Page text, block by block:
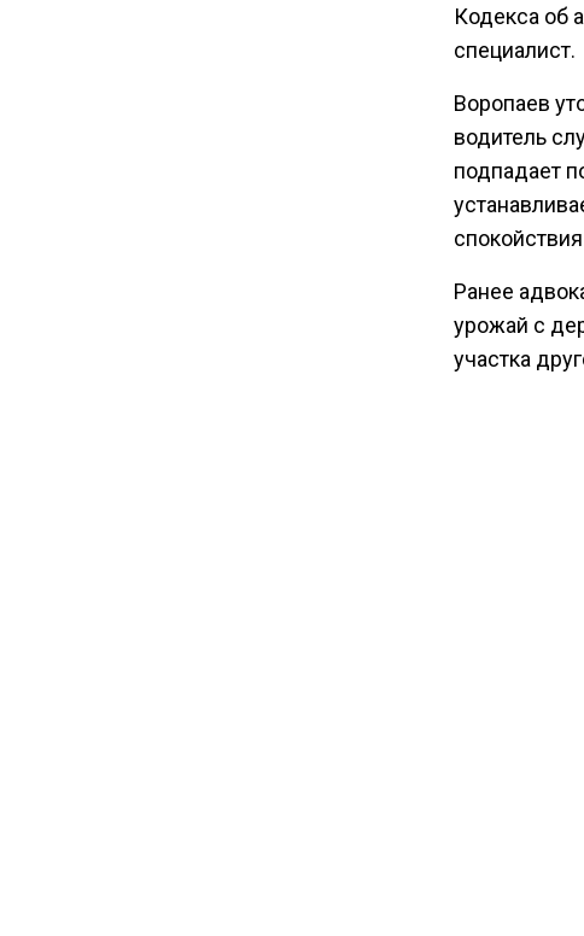
Кодекса об
специалист.
Воропаев
водитель
подпадает
Ранее
урожай с
участка